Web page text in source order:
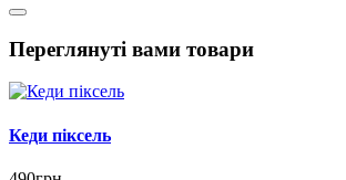
Переглянуті вами товари
Кеди піксель